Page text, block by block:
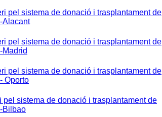
pel sistema de donació i trasplantament de
Alacant
pel sistema de donació i trasplantament de
Madrid
pel sistema de donació i trasplantament de
Oporto
sistema de donació i trasplantament de
Bilbao